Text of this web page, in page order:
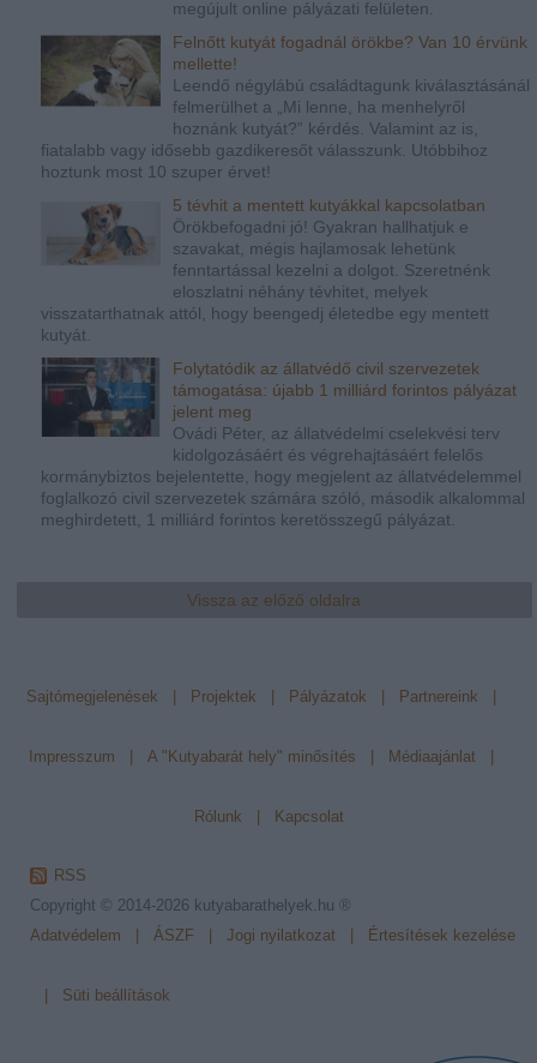
megújult online pályázati felületen.
Felnőtt kutyát fogadnál örökbe? Van 10 érvünk
mellette!
Leendő négylábú családtagunk kiválasztásánál
felmerülhet a „Mi lenne, ha menhelyről
hoznánk kutyát?” kérdés. Valamint az is,
fiatalabb vagy idősebb gazdikeresőt válasszunk. Utóbbihoz
hoztunk most 10 szuper érvet!
5 tévhit a mentett kutyákkal kapcsolatban
Örökbefogadni jó! Gyakran hallhatjuk e
szavakat, mégis hajlamosak lehetünk
fenntartással kezelni a dolgot. Szeretnénk
eloszlatni néhány tévhitet, melyek
visszatarthatnak attól, hogy beengedj életedbe egy mentett
kutyát.
Folytatódik az állatvédő civil szervezetek
támogatása: újabb 1 milliárd forintos pályázat
jelent meg
Ovádi Péter, az állatvédelmi cselekvési terv
kidolgozásáért és végrehajtásáért felelős
kormánybiztos bejelentette, hogy megjelent az állatvédelemmel
foglalkozó civil szervezetek számára szóló, második alkalommal
meghirdetett, 1 milliárd forintos keretösszegű pályázat.
Vissza az előző oldalra
Sajtómegjelenések Projektek Pályázatok Partnereink
Impresszum A "Kutyabarát hely" minősítés Médiaajánlat
Rólunk Kapcsolat
RSS
Copyright © 2014-2026 kutyabarathelyek.hu ®
Adatvédelem
ÁSZF Jogi nyilatkozat Értesítések kezelése
Süti beállítások